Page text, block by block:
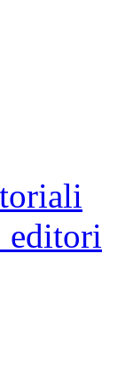
editori